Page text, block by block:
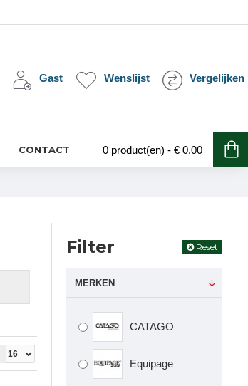
Gast Wenslijst Vergelijken
CONTACT 0 product(en) - € 0,00
zweetdekens
Filter Reset
MERKEN
CATAGO
Equipage